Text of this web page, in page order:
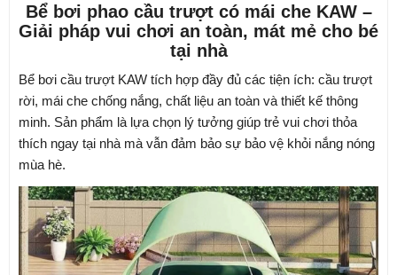
Bể bơi phao cầu trượt có mái che KAW –
Giải pháp vui chơi an toàn, mát mẻ cho bé
tại nhà
Bể bơi cầu trượt KAW tích hợp đầy đủ các tiện ích: cầu trượt
rời, mái che chống nắng, chất liệu an toàn và thiết kế thông
minh. Sản phẩm là lựa chọn lý tưởng giúp trẻ vui chơi thỏa
thích ngay tại nhà mà vẫn đảm bảo sự bảo vệ khỏi nắng nóng
mùa hè.